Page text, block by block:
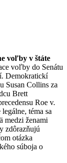
voľby v štáte
voľby do Senátu
Demokratickí
Susan Collins za
Brett
Roe v.
téma sa
medzi ženami
zdôrazňujú
otázka
súboja o